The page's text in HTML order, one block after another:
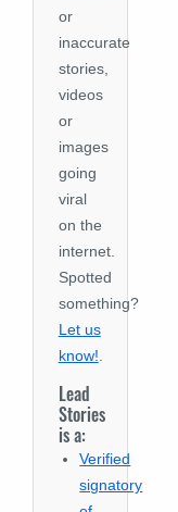
or
inaccurate
stories,
videos
or
images
going
viral
on the
internet.
Spotted
something?
Let us
know!
Lead
Stories
is a:
Verified
signatory